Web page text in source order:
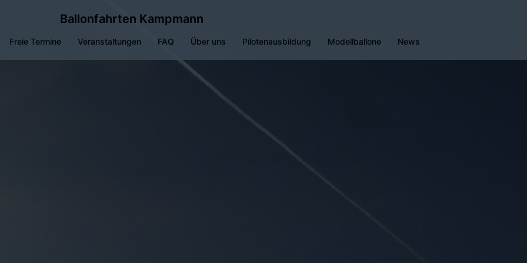
Ballonfahrten Kampmann
Freie Termine Veranstaltungen FAQ Über uns Pilotenausbildung Modellballone News